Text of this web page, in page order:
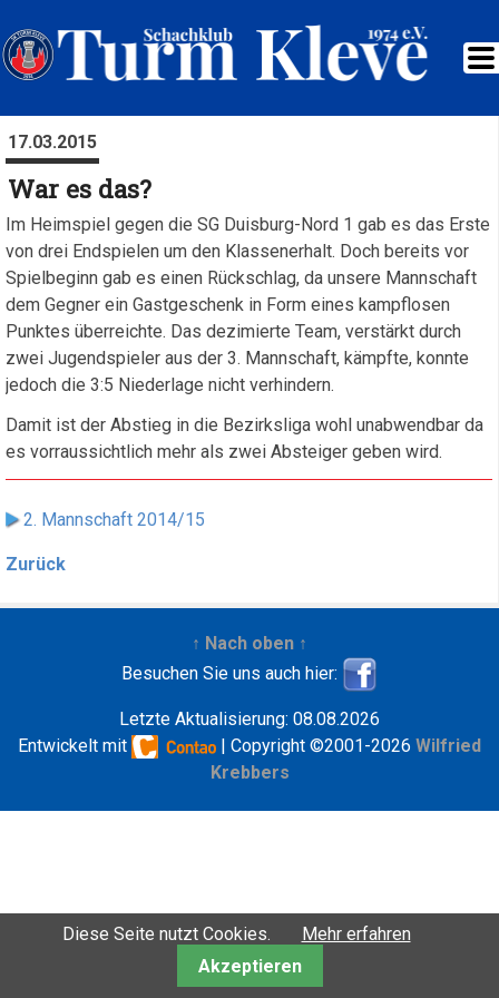
17.03.2015
War es das?
Im Heimspiel gegen die SG Duisburg-Nord 1 gab es das Erste
von drei Endspielen um den Klassenerhalt. Doch bereits vor
Spielbeginn gab es einen Rückschlag, da unsere Mannschaft
dem Gegner ein Gastgeschenk in Form eines kampflosen
Punktes überreichte. Das dezimierte Team, verstärkt durch
zwei Jugendspieler aus der 3. Mannschaft, kämpfte, konnte
jedoch die 3:5 Niederlage nicht verhindern.
Damit ist der Abstieg in die Bezirksliga wohl unabwendbar da
es vorraussichtlich mehr als zwei Absteiger geben wird.
2. Mannschaft 2014/15
Zurück
↑ Nach oben ↑
Besuchen Sie uns auch hier:
Letzte Aktualisierung: 08.08.2026
Entwickelt mit
| Copyright ©2001-2026 Wilfried
Krebbers
Diese Seite nutzt Cookies.
Mehr erfahren
Akzeptieren